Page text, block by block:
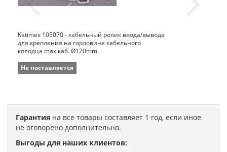
Katimex 105070 - кабельный ролик ввода/вывода
для крепления на горловине кабельного
колодца max каб. Ø120mm
Не поставляется
Гарантия на все товары составляет 1 год, если иное
не оговорено дополнительно.
Выгоды для наших клиентов: